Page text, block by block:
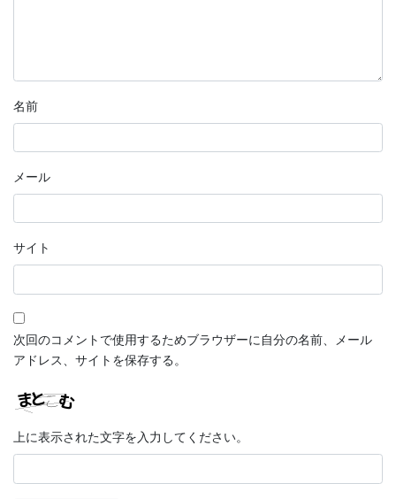
名前
メール
サイト
次回のコメントで使用するためブラウザーに自分の名前、メール
アドレス、サイトを保存する。
上に表示された文字を入力してください。